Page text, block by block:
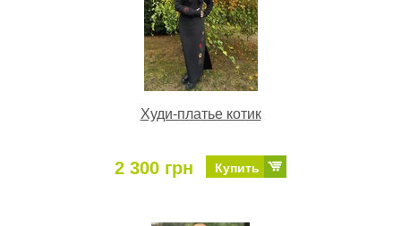
Худи-платье котик
2 300 грн Купить